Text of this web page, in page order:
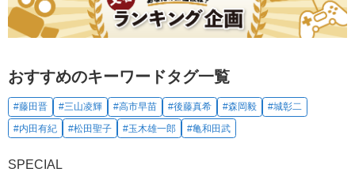
おすすめのキーワードタグ一覧
#藤田晋 #三山凌輝 #高市早苗 #後藤真希 #森岡毅
#城彰二
#内田有紀
#松田聖子 #玉木雄一郎 #亀和田武
SPECIAL